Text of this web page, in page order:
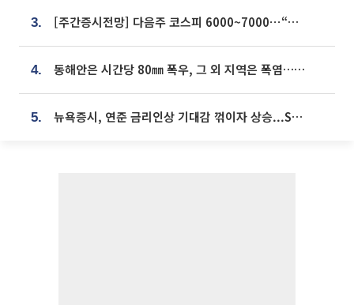
3. [주간증시전망] 다음주 코스피 6000~7000⋯“外人 수급은 정책이 변수”
4. 동해안은 시간당 80㎜ 폭우, 그 외 지역은 폭염…‘극과 극 날씨’
5. 뉴욕증시, 연준 금리인상 기대감 꺾이자 상승...S&P500 사상 최고치 [종합]